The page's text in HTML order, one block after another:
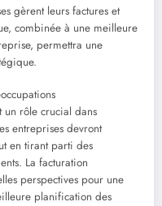
gèrent leurs factures et
combinée à une meilleure
permettra une
un rôle crucial dans
entreprises devront
en tirant parti des
La facturation
perspectives pour une
planification des